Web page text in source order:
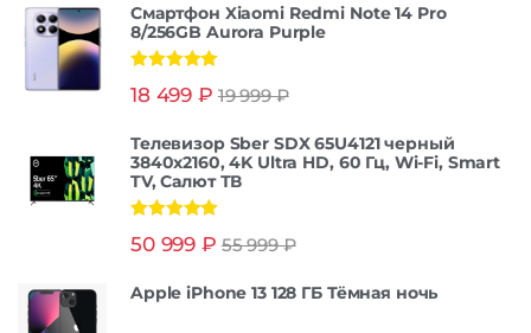
Смартфон Xiaomi Redmi Note 14 Pro
8/256GB Aurora Purple
из 5
18 499 ₽ 19 999₽
Телевизор Sber SDX 65U4121 черный
3840x2160, 4K Ultra HD, 60 Гц, Wi-Fi, Smart
TV, Салют ТВ
из 5
50 999 ₽ 55 999₽
Apple iPhone 13 128 ГБ Тёмная ночь